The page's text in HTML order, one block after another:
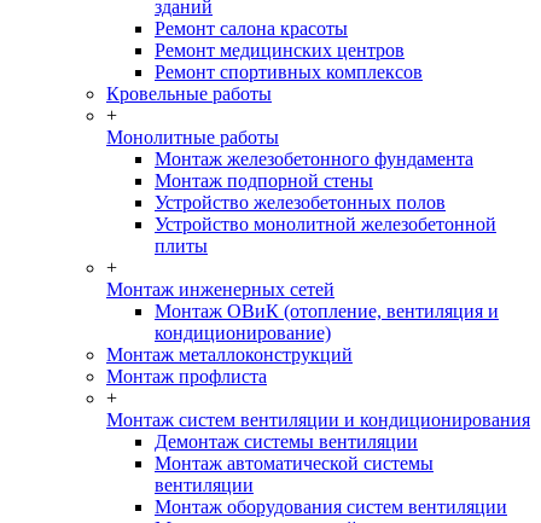
зданий
Ремонт салона красоты
Ремонт медицинских центров
Ремонт спортивных комплексов
Кровельные работы
+
Монолитные работы
Монтаж железобетонного фундамента
Монтаж подпорной стены
Устройство железобетонных полов
Устройство монолитной железобетонной
плиты
+
Монтаж инженерных сетей
Монтаж ОВиК (отопление, вентиляция и
кондиционирование)
Монтаж металлоконструкций
Монтаж профлиста
+
Монтаж систем вентиляции и кондиционирования
Демонтаж системы вентиляции
Монтаж автоматической системы
вентиляции
Монтаж оборудования систем вентиляции